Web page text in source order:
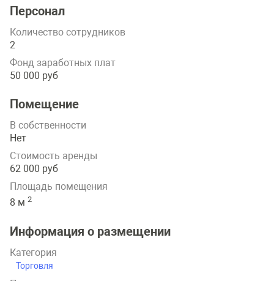
Персонал
Количество сотрудников
2
Фонд заработных плат
50 000 руб
Помещение
В собственности
Нет
Стоимость аренды
62 000 руб
Площадь помещения
8 м 2
Информация о размещении
Категория
Торговля